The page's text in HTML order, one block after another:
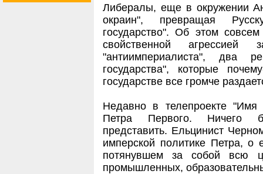
Либералы, еще в окружении
окраин", превращая
государство". Об этом
свойственной
"антиимпериалиста", два
государства", которые
государстве все громче
Недавно в телепроекте "Имя
Петра Первого. Ничего
представить. Ельцинист
имперской политике Петра,
потянувшем за собой всю
промышленных,